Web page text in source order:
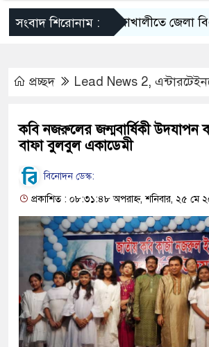
সংবাদ শিরোনাম :নোয়াখালীতে জেলা বিএনপি
প্রচ্ছদ Lead News 2,
কবি নজরুলের জন্মবার্ষিকী উদযাপন
বাফা বুলবুল একাডেমী
বিনোদন ডেস্ক:
প্রকাশিত : ০৮:৩১:৪৮ অপরাহ্ন, শনিবার, ২৫ মে